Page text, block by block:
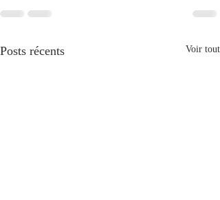
Posts récents Voir tout